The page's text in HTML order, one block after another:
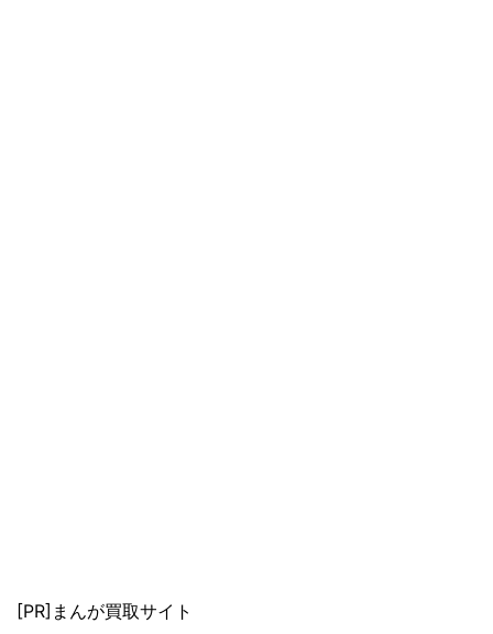
[PR]まんが買取サイト